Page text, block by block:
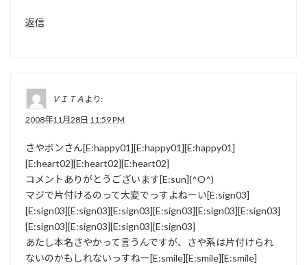
返信
ＶＩＴＡ より:
2008年11月28日 11:59 PM
さやボンさん[E:happy01][E:happy01][E:happy01]
[E:heart02][E:heart02][E:heart02]
コメントありがとうございます[E:sun](^O^)
マジで片付けるのって大変でっすよねーい[E:sign03]
[E:sign03][E:sign03][E:sign03][E:sign03][E:sign03][E:sign03]
[E:sign03][E:sign03][E:sign03][E:sign03]
あたし本名さやかって言うんですが、さや系は片付けられ
ないのかもしれないっすねー[E:smile][E:smile][E:smile]